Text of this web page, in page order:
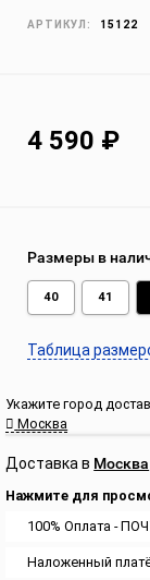
АРТИКУЛ: 15122
4 590 ₽
Размеры в
40 41
Таблица
Укажите город
Москва
Доставка в Москва
Нажмите для
100% Оплата -
Наложенный